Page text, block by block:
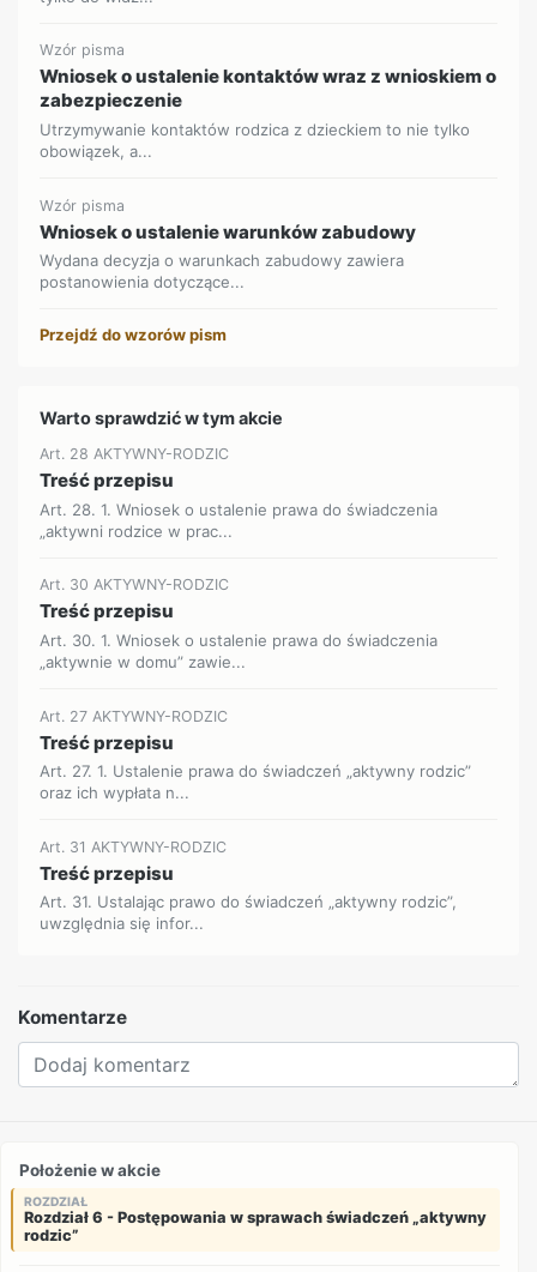
Wzór pisma
Wniosek o ustalenie kontaktów wraz z wnioskiem o
zabezpieczenie
Utrzymywanie kontaktów rodzica z dzieckiem to nie tylko
obowiązek, a...
Wzór pisma
Wniosek o ustalenie warunków zabudowy
Wydana decyzja o warunkach zabudowy zawiera
postanowienia dotyczące...
Przejdź do wzorów pism
Warto sprawdzić w tym akcie
Art. 28 AKTYWNY-RODZIC
Treść przepisu
Art. 28. 1. Wniosek o ustalenie prawa do świadczenia
„aktywni rodzice w prac...
Art. 30 AKTYWNY-RODZIC
Treść przepisu
Art. 30. 1. Wniosek o ustalenie prawa do świadczenia
„aktywnie w domu” zawie...
Art. 27 AKTYWNY-RODZIC
Treść przepisu
Art. 27. 1. Ustalenie prawa do świadczeń „aktywny rodzic”
oraz ich wypłata n...
Art. 31 AKTYWNY-RODZIC
Treść przepisu
Art. 31. Ustalając prawo do świadczeń „aktywny rodzic”,
uwzględnia się infor...
Komentarze
Położenie w akcie
ROZDZIAŁ
Rozdział 6 - Postępowania w sprawach świadczeń „aktywny
rodzic”